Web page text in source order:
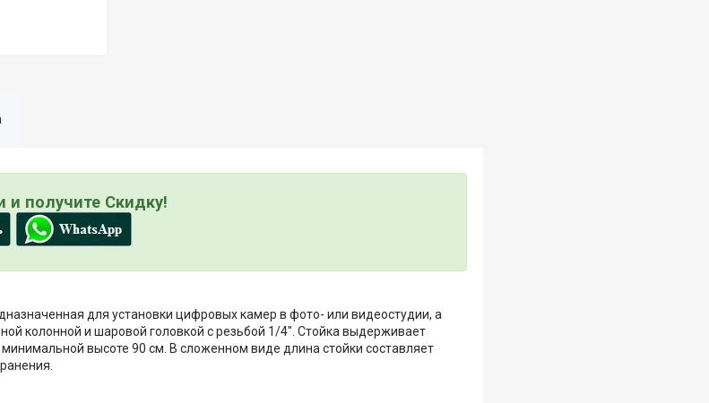
и получите Скидку!
для установки цифровых камер в фото- или видеостудии, а
колонной и шаровой головкой с резьбой 1/4". Стойка выдерживает
высоте 90 см. В сложенном виде длина стойки составляет